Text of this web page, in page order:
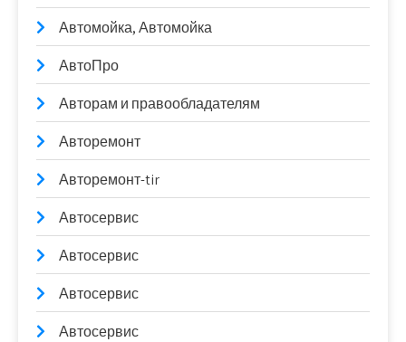
Автомойка, Автомойка
АвтоПро
Авторам и правообладателям
Авторемонт
Авторемонт-tir
Автосервис
Автосервис
Автосервис
Автосервис